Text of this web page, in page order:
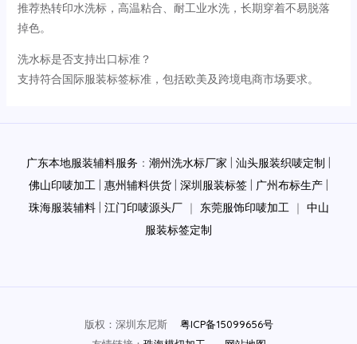
推荐热转印水洗标，高温粘合、耐工业水洗，长期穿着不易脱落
掉色。
洗水标是否支持出口标准？
支持符合国际服装标签标准，包括欧美及跨境电商市场要求。
广东本地服装辅料服务 ： 潮州洗水标厂家 汕头服装织唛定制
佛山印唛加工
惠州辅料供货 深圳服装标签 广州布标生产
珠海服装辅料| 江门印唛源头厂｜ 东莞服饰印唛加工｜ 中山
服装标签定制
版权：深圳东尼斯 粤ICP备15099656号